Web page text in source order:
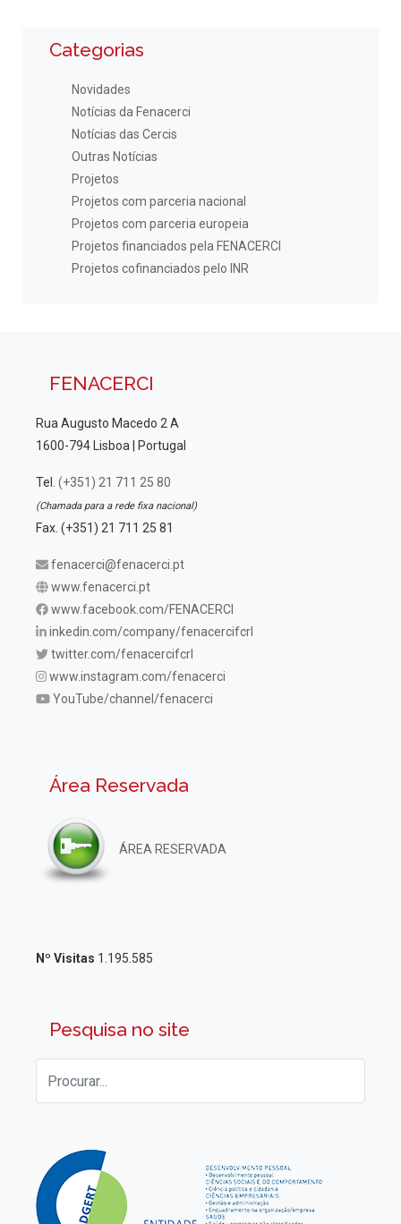
Categorias
Novidades
Notícias da Fenacerci
Notícias das Cercis
Outras Notícias
Projetos
Projetos com parceria nacional
Projetos com parceria europeia
Projetos financiados pela FENACERCI
Projetos cofinanciados pelo INR
FENACERCI
Rua Augusto Macedo 2 A
1600-794 Lisboa | Portugal
Tel. (+351) 21 711 25 80
(Chamada para a rede fixa nacional)
Fax. (+351) 21 711 25 81
fenacerci@fenacerci.pt
www.fenacerci.pt
www.facebook.com/FENACERCI
inkedin.com/company/fenacercifcrl
twitter.com/fenacercifcrl
www.instagram.com/fenacerci
YouTube/channel/fenacerci
Área Reservada
ÁREA RESERVADA
Nº Visitas 1.195.585
Pesquisa no site